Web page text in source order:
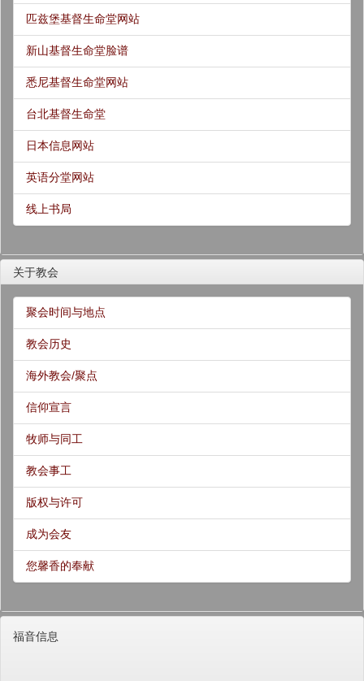
匹兹堡基督生命堂网站
新山基督生命堂脸谱
悉尼基督生命堂网站
台北基督生命堂
日本信息网站
英语分堂网站
线上书局
关于教会
聚会时间与地点
教会历史
海外教会/聚点
信仰宣言
牧师与同工
教会事工
版权与许可
成为会友
您馨香的奉献
福音信息